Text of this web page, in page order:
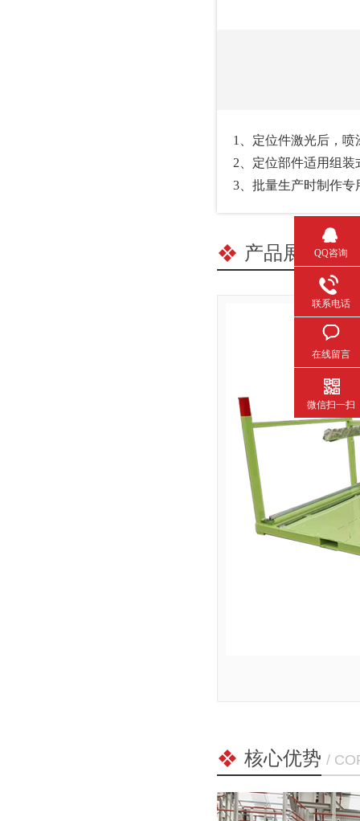
1、定位件激光后，
2、定位部件适用组
3、批量生产时制
产品展示 /
核心优势 /
QQ咨询
联系电话
在线留言
微信扫一扫